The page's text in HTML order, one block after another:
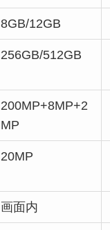
8GB/12GB
256GB/512GB
200MP+8MP+2
MP
20MP
画面内